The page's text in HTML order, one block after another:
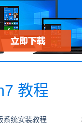
教程
系统安装教程